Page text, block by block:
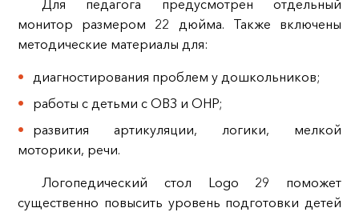
Для педагога предусмотрен отдельный
монитор размером 22 дюйма. Также включены
методические материалы для:
диагностирования проблем у дошкольников;
работы с детьми с ОВЗ и ОНР;
развития артикуляции, логики, мелкой
моторики, речи.
Логопедический стол Logo 29 поможет
существенно повысить уровень подготовки детей